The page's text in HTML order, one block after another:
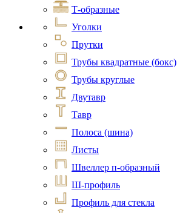
Т-образные
Уголки
Прутки
Трубы квадратные (бокс)
Трубы круглые
Двутавр
Тавр
Полоса (шина)
Листы
Швеллер п-образный
Ш-профиль
Профиль для стекла